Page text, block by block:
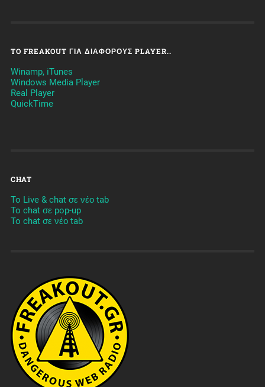
TO FREAKOUT ΓΙΑ ΔΙΆΦΟΡΟΥΣ PLAYER..
Winamp, iTunes
Windows Media Player
Real Player
QuickTime
CHAT
To Live & chat σε νέο tab
To chat σε pop-up
To chat σε νέο tab